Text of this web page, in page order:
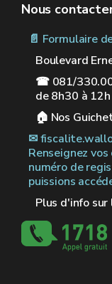
Nous
📄 Formulaire
Boulevard
☎ 081/
de 8h30 à 12h
🏠︎ Nos
✉︎
Renseignez
numéro de
puissions
Plus d'info